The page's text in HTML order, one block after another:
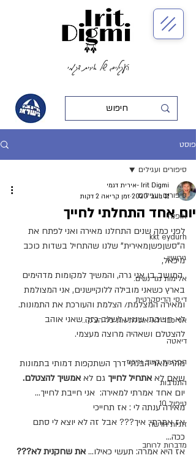
העגילים של אירית דגמי
פוסט
סיפורים ועגילים
אופנה
kkt eydurh
גירושין
אלימות נגד נשים.
די.סי הדיסקרטית
אני כבר לא אוכלת את כל הצ'ק...
דיאטה
הפרעות קשב וריכוז
התנדבות
טיפול 10
זוגיות חדשה
מדברות לרוחב
סיפורים ועגילים
יום אחד התחלתי לחייך
Irit Digmi -אירית דגמי
11 בנוב׳ 2020
זמן קריאה 2 דקות
לפני כמה שנים התחלנו מאירה ואני לפתח את
ה"סשןפשןמאירית" שלנו שהתחיל בשדות כוכב
מיכאל,
המושב בו אני גרה, והמשיך למקומות מדהימים
בארץ כשאני מובילה ללוקיישנים, אני המצולמת
ומאירה המצלמת/ הצלמת והעורכת את התמונות.
לא חשבתי שנגיע לשלב כזה שאני אוהב
להצטלם ושאהיה מרוצה מעצמי.
מהר מאד הבנתי דרך השתקפות דמותי בתמונות
שאם לא אתחיל לחייך גם לא אמשיך להצטלם.
יום אחד אמרתי למאירה:  אני חייבת לחייך...
מאירה ענתה לי : אז תחייכי
אז אמרתי: איך??? אבל זה לא יוצא לי סתם
ככה...
אז היא אמרה: תעשי כאילו... את שחקנית לא???